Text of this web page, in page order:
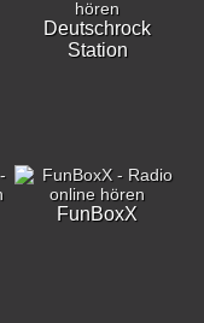
Deutschrock
Station
FunBoxX